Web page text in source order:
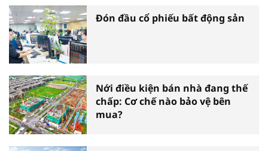
Đón đầu cổ phiếu bất động sản
Nới điều kiện bán nhà đang thế
chấp: Cơ chế nào bảo vệ bên
mua?